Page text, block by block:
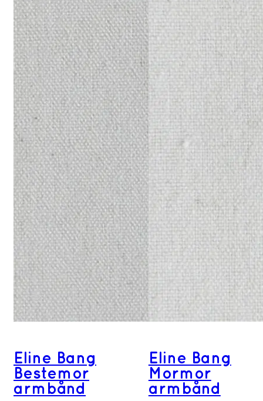
Eline Bang
Bestemor
armbånd
Eline Bang
Mormor
armbånd